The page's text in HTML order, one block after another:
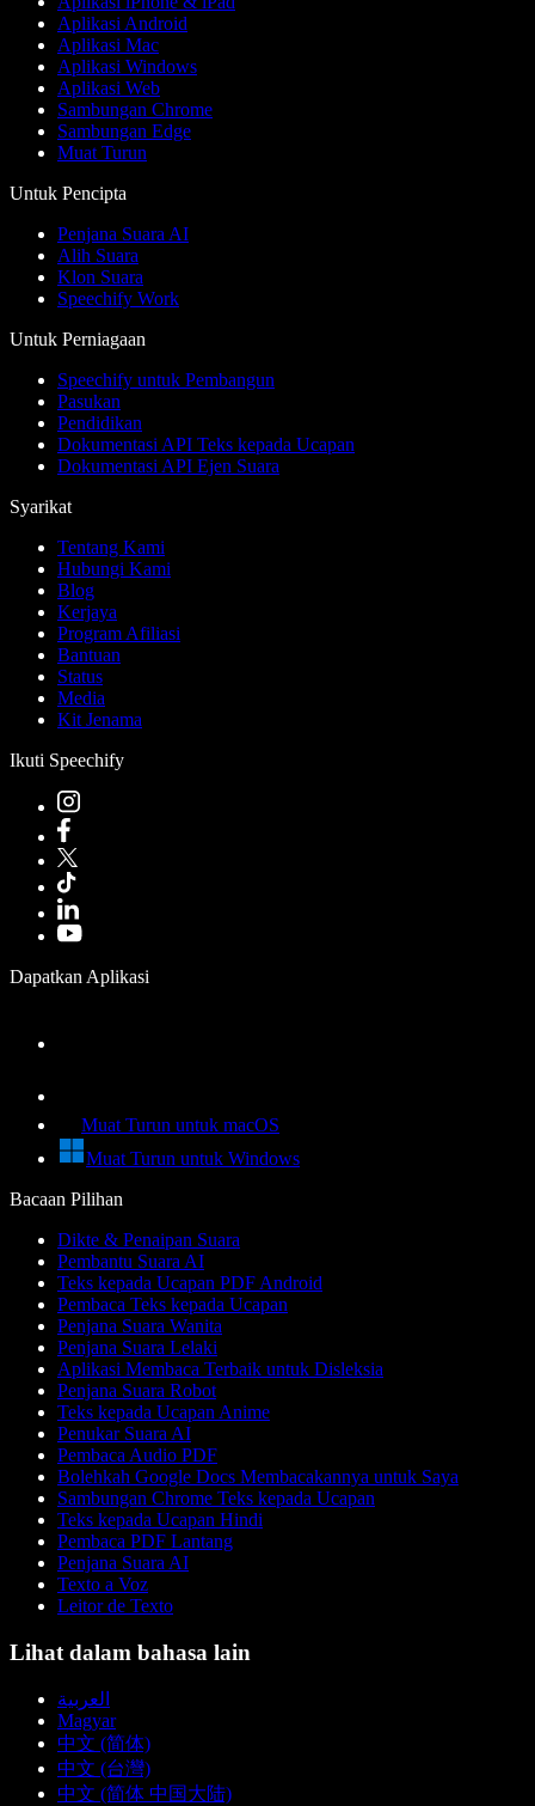
Aplikasi Android
Aplikasi Mac
Aplikasi Windows
Aplikasi Web
Sambungan Chrome
Sambungan Edge
Muat Turun
Untuk Pencipta
Penjana Suara AI
Alih Suara
Klon Suara
Speechify Work
Untuk Perniagaan
Speechify untuk Pembangun
Pasukan
Pendidikan
Dokumentasi API Teks kepada Ucapan
Dokumentasi API Ejen Suara
Syarikat
Tentang Kami
Hubungi Kami
Blog
Kerjaya
Program Afiliasi
Bantuan
Status
Media
Kit Jenama
Ikuti Speechify
Dapatkan Aplikasi
Muat Turun untuk macOS
Muat Turun untuk Windows
Bacaan Pilihan
Dikte & Penaipan Suara
Pembantu Suara AI
Teks kepada Ucapan PDF Android
Pembaca Teks kepada Ucapan
Penjana Suara Wanita
Penjana Suara Lelaki
Aplikasi Membaca Terbaik untuk Disleksia
Penjana Suara Robot
Teks kepada Ucapan Anime
Penukar Suara AI
Pembaca Audio PDF
Bolehkah Google Docs Membacakannya untuk Saya
Sambungan Chrome Teks kepada Ucapan
Teks kepada Ucapan Hindi
Pembaca PDF Lantang
Penjana Suara AI
Texto a Voz
Leitor de Texto
Lihat dalam bahasa lain
العربية
Magyar
中文 (简体)
中文 (台灣)
中文 (简体 中国大陆)